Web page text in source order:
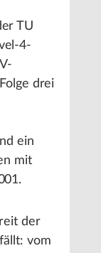
TU
4-
drei
ein
mit
der
vom